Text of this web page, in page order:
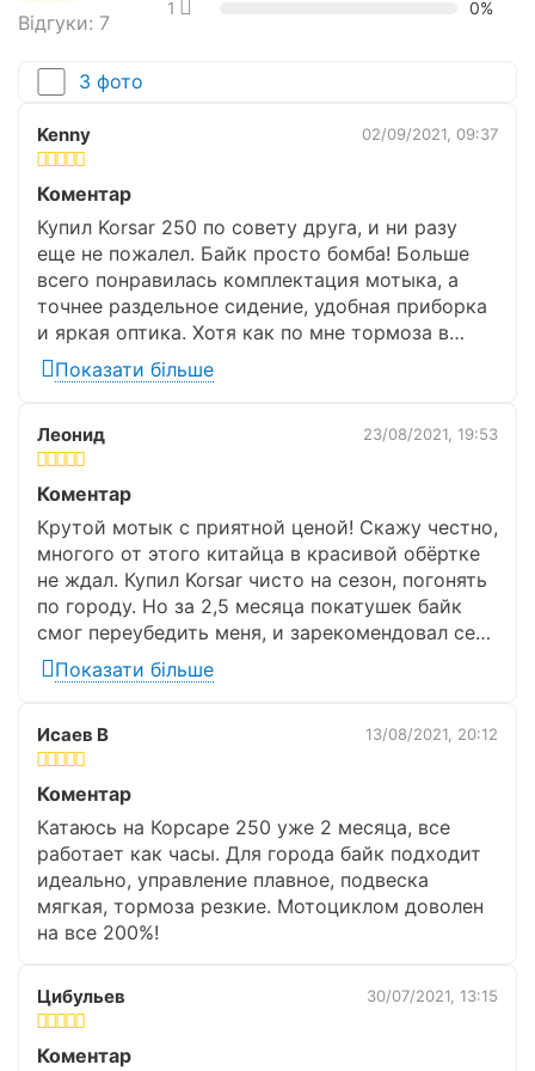
Електронна інформаційна панель
(відображається швидкість, пробіг тощо).
Електростартер (ніжний стартер у байку
відсутній).
Дзеркала заднього виду.
Повний комплект освітлювального обладнання
(фари, стоп-сигнал, поворотники).
Передні гальма
Задні гальма
Розміри передніх шин
Розміри задніх шин
Тип гуми Безкамерна шина
Габаритні розміри
Повна висота
Довжина
Ширина
Висота до сидіння 800 мм.
Дорожній просвіт 180 мм.
Довжина колісної бази
Основні параметри
Країна виробник
Модель 250 Korsar
Клас мотоцикла Дорожній
Тип живлення
Відгуки: 7
1 зірка
0%
З фото
Kenny 02/09/2021, 09:37
Коментар
Купил Korsar 250 по совету друга, и ни разу
еще не пожалел. Байк просто бомба! Больше
всего понравилась комплектация мотыка, а
точнее раздельное сидение, удобная приборка
и яркая оптика. Хотя как по мне тормоза в
модели резковаты, поэтому любителям
высоких скоростей лучше вообще забыть о
Показати більше
Леонид 23/08/2021, 19:53
Коментар
Крутой мотык с приятной ценой! Скажу честно,
многого от этого китайца в красивой обёртке
не ждал. Купил Korsar чисто на сезон, погонять
по городу. Но за 2,5 месяца покатушек байк
смог переубедить меня, и зарекомендовал себя
только с лучшей стороны. Все в Корсаре
продумано до мелочей, о чем говорить, если
защищающий мотор и улучшающий его обдув.
Думаю, наше знакомство с моделью
продолжится и в следующем мотосезоне!
Показати більше
Исаев В 13/08/2021, 20:12
Коментар
Катаюсь на Корсаре 250 уже 2 месяца, все
работает как часы. Для города байк подходит
идеально, управление плавное, подвеска
мягкая, тормоза резкие. Мотоциклом доволен
на все 200%!
Цибульев 30/07/2021, 13:15
Коментар